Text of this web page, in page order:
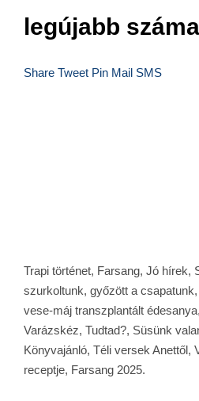
legújabb száma
Share Tweet Pin Mail SMS
Trapi történet, Farsang, Jó hírek,
szurkoltunk, győzött a
vese-máj transzplantált
Varázskéz, Tudtad?, Süsünk
Könyvajánló, Téli versek Anettől,
receptje, Farsang 2025.